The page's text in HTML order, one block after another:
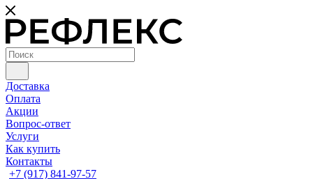
Доставка
Оплата
Акции
Вопрос-ответ
Услуги
Как купить
Контакты
+7 (917) 841-97-57